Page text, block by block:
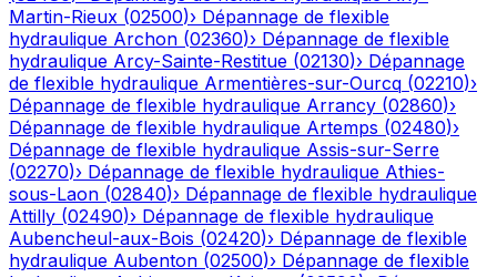
Martin-Rieux (02500)› Dépannage de flexible
hydraulique Archon (02360)› Dépannage de flexible
hydraulique Arcy-Sainte-Restitue (02130)› Dépannage
de flexible hydraulique Armentières-sur-Ourcq (02210)›
Dépannage de flexible hydraulique Arrancy (02860)›
Dépannage de flexible hydraulique Artemps (02480)›
Dépannage de flexible hydraulique Assis-sur-Serre
(02270)› Dépannage de flexible hydraulique Athies-
sous-Laon (02840)› Dépannage de flexible hydraulique
Attilly (02490)› Dépannage de flexible hydraulique
Aubencheul-aux-Bois (02420)› Dépannage de flexible
hydraulique Aubenton (02500)› Dépannage de flexible